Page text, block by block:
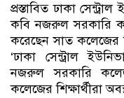
প্রস্তাবিত ঢাকা
কবি নজরুল সরকারি
করেছেন সাত কলেজের
‘ঢাকা সেন্ট্রাল
নজরুল সরকারি
কলেজের শিক্ষার্থীরা